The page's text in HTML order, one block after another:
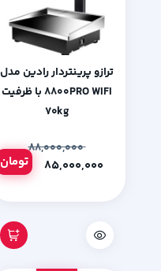
ترازو پرینتردار رادین مدل
۸۸۰۰PRO WIFI با ظرفیت
۷۰kg
۸۸,۰۰۰,۰۰۰
تومان